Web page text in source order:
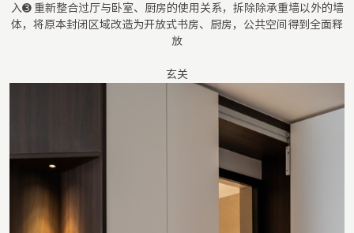
入➌ 重新整合过厅与卧室、厨房的使用关系，拆除除承重墙以外的墙
体，将原本封闭区域改造为开放式书房、厨房，公共空间得到全面释
放
玄关